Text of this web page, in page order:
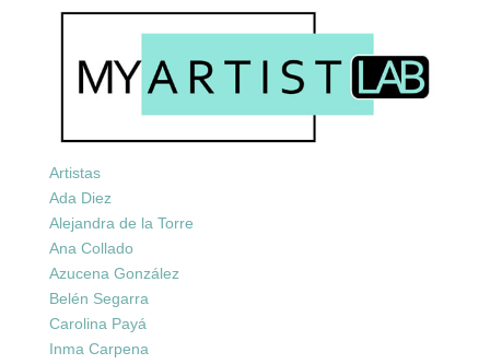
Artistas
Ada Diez
Alejandra de la Torre
Ana Collado
Azucena González
Belén Segarra
Carolina Payá
Inma Carpena